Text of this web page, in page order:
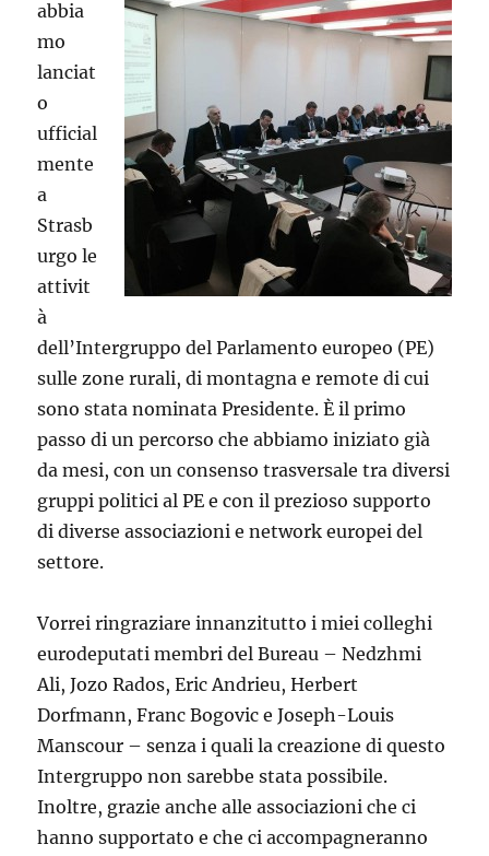
abbia
mo
lanciat
o
ufficial
mente
a
Strasb
urgo le
attivit
à
dell’Intergruppo del Parlamento europeo (PE)
sulle zone rurali, di montagna e remote di cui
sono stata nominata Presidente. È il primo
passo di un percorso che abbiamo iniziato già
da mesi, con un consenso trasversale tra diversi
gruppi politici al PE e con il prezioso supporto
di diverse associazioni e network europei del
settore.
Vorrei ringraziare innanzitutto i miei colleghi
eurodeputati membri del Bureau – Nedzhmi
Ali, Jozo Rados, Eric Andrieu, Herbert
Dorfmann, Franc Bogovic e Joseph-Louis
Manscour – senza i quali la creazione di questo
Intergruppo non sarebbe stata possibile.
Inoltre, grazie anche alle associazioni che ci
hanno supportato e che ci accompagneranno